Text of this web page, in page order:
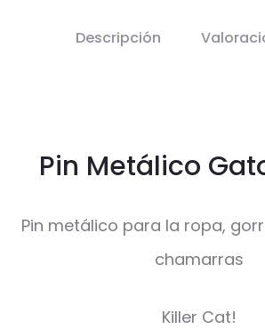
Descripción
Pin Metálico
Pin metálico para la ropa,
chamarras
Killer Cat!